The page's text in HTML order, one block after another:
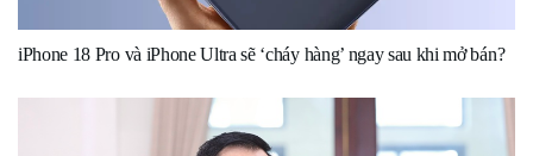
iPhone 18 Pro và iPhone Ultra sẽ ‘cháy hàng’ ngay sau khi mở bán?